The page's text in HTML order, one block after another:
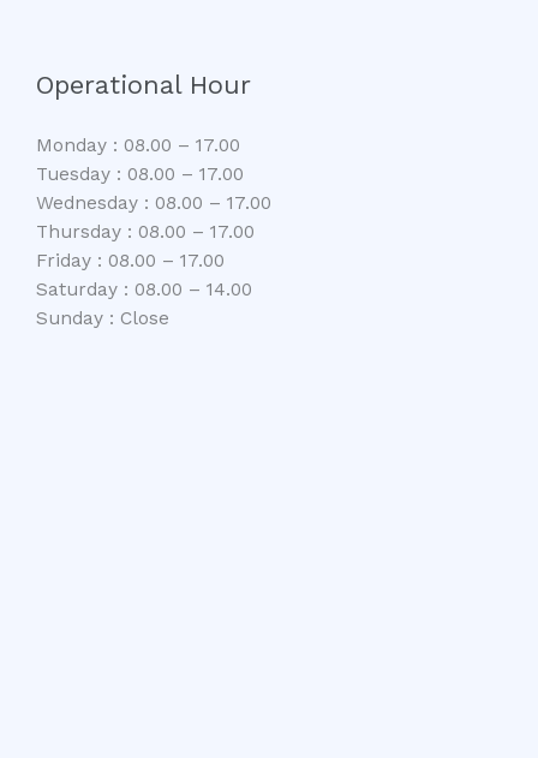
Operational Hour
Monday : 08.00 – 17.00
Tuesday : 08.00 – 17.00
Wednesday : 08.00 – 17.00
Thursday : 08.00 – 17.00
Friday : 08.00 – 17.00
Saturday : 08.00 – 14.00
Sunday : Close